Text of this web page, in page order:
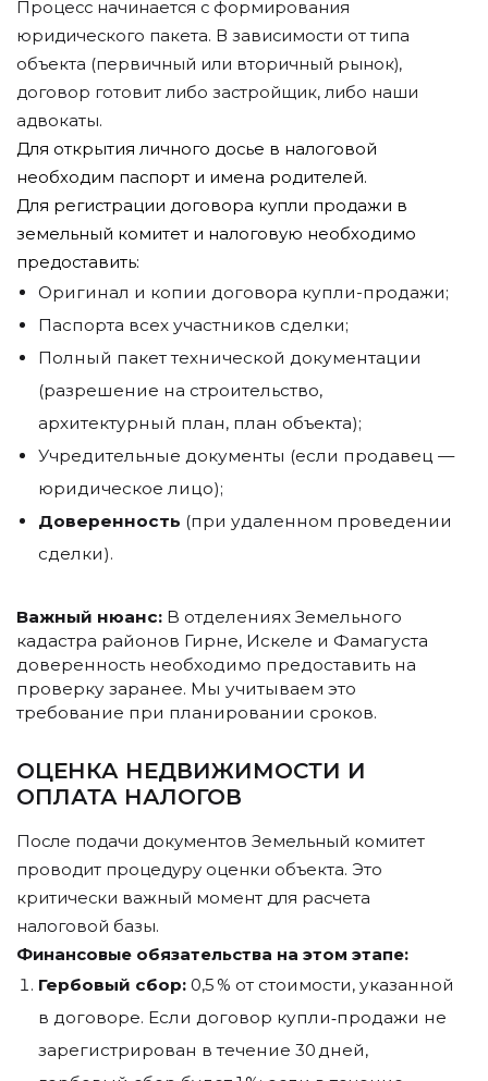
Процесс начинается с формирования
юридического пакета. В зависимости от типа
объекта (первичный или вторичный рынок),
договор готовит либо застройщик, либо наши
адвокаты.
Для открытия личного досье в налоговой
необходим паспорт и имена родителей.
Для регистрации договора купли продажи в
земельный комитет и налоговую необходимо
предоставить:
Оригинал и копии договора купли-продажи;
Паспорта всех участников сделки;
Полный пакет технической документации
(разрешение на строительство,
архитектурный план, план объекта);
Учредительные документы (если продавец —
юридическое лицо);
Доверенность (при удаленном проведении
сделки).
Важный нюанс: В отделениях Земельного
кадастра районов Гирне, Искеле и Фамагуста
доверенность необходимо предоставить на
проверку заранее. Мы учитываем это
требование при планировании сроков.
ОЦЕНКА НЕДВИЖИМОСТИ И
ОПЛАТА НАЛОГОВ
После подачи документов Земельный комитет
проводит процедуру оценки объекта. Это
критически важный момент для расчета
налоговой базы.
Финансовые обязательства на этом этапе:
Гербовый сбор: 0,5 % от стоимости, указанной
в договоре. Если договор купли‑продажи не
зарегистрирован в течение 30 дней,